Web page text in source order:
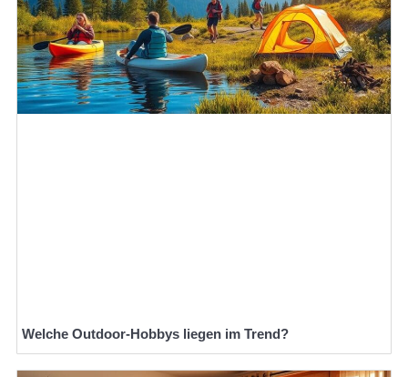
Welche Outdoor-Hobbys liegen im Trend?